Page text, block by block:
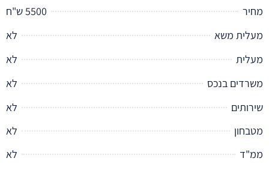
5500 ש"ח
משא
לא
לא
בנכס
לא
לא
לא
לא